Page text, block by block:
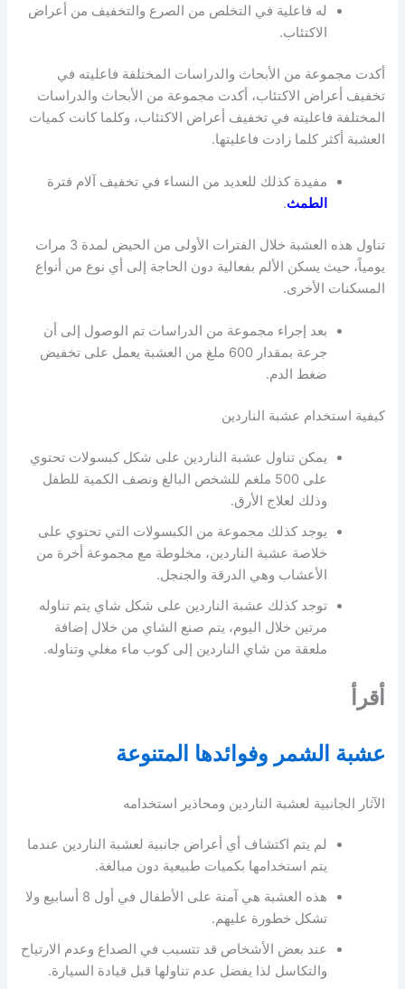
له فاعلية في التخلص من الصرع والتخفيف من أعراض
الاكتئاب.
أكدت مجموعة من الأبحاث والدراسات المختلفة فاعليته في
تخفيف أعراض الاكتئاب، أكدت مجموعة من الأبحاث والدراسات
المختلفة فاعليته في تخفيف أعراض الاكتئاب، وكلما كانت كميات
العشبة أكثر كلما زادت فاعليتها.
مفيدة كذلك للعديد من النساء في تخفيف آلام فترة
الطمث.
تناول هذه العشبة خلال الفترات الأولى من الحيض لمدة 3 مرات
يومياً، حيث يسكن الألم بفعالية دون الحاجة إلى أي نوع من أنواع
المسكنات الأخرى.
بعد إجراء مجموعة من الدراسات تم الوصول إلى أن
جرعة بمقدار 600 ملغ من العشبة يعمل على تخفيض
ضغط الدم.
كيفية استخدام عشبة الناردين
يمكن تناول عشبة الناردين على شكل كبسولات تحتوي
على 500 ملغم للشخص البالغ ونصف الكمية للطفل
وذلك لعلاج الأرق.
يوجد كذلك مجموعة من الكبسولات التي تحتوي على
خلاصة عشبة الناردين، مخلوطة مع مجموعة أخرة من
الأعشاب وهي الدرقة والجنجل.
توجد كذلك عشبة الناردين على شكل شاي يتم تناوله
مرتين خلال اليوم، يتم صنع الشاي من خلال إضافة
ملعقة من شاي الناردين إلى كوب ماء مغلي وتناوله.
أقرأ
عشبة الشمر وفوائدها المتنوعة
الآثار الجانبية لعشبة الناردين ومحاذير استخدامه
لم يتم اكتشاف أي أعراض جانبية لعشبة الناردين عندما
يتم استخدامها بكميات طبيعية دون مبالغة.
هذه العشبة هي آمنة على الأطفال في أول 8 أسابيع ولا
تشكل خطورة عليهم.
عند بعض الأشخاص قد تتسبب في الصداع وعدم الارتياح
والتكاسل لذا يفضل عدم تناولها قبل قيادة السيارة.